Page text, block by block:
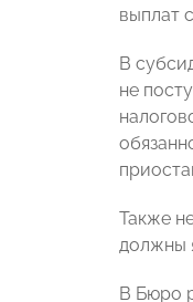
выплат
В
не
Также
должны
В Бюро